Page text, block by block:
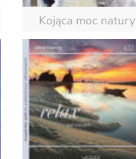
Kojąca moc natury